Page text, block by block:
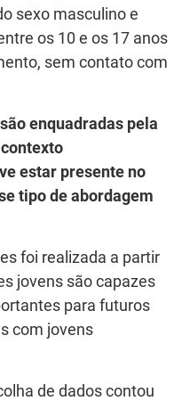
sexo masculino e
os 10 e os 17 anos
sem contato com
enquadradas pela
estar presente no
tipo de abordagem
foi realizada a partir
jovens são capazes
para futuros
com jovens
de dados contou